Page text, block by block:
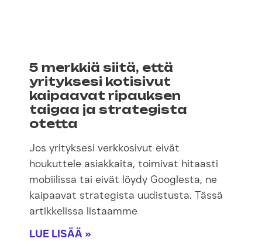
5 merkkiä siitä, että
yrityksesi kotisivut
kaipaavat ripauksen
taigaa ja strategista
otetta
Jos yrityksesi verkkosivut eivät
houkuttele asiakkaita, toimivat hitaasti
mobiilissa tai eivät löydy Googlesta, ne
kaipaavat strategista uudistusta. Tässä
artikkelissa listaamme
LUE LISÄÄ »